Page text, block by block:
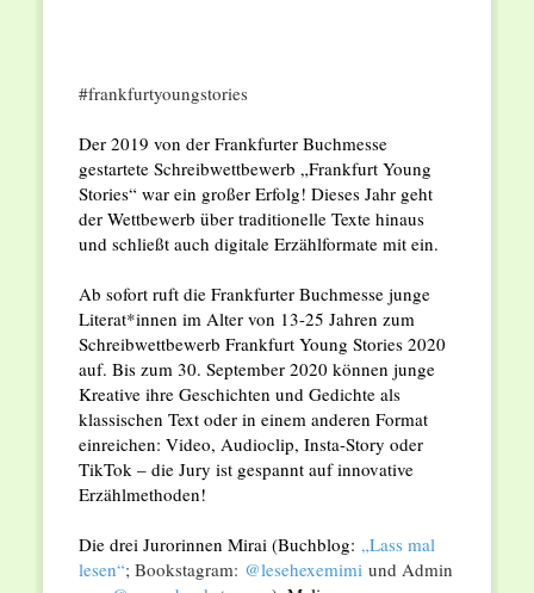
#frankfurtyoungstories
Der 2019 von der Frankfurter Buchmesse
gestartete Schreibwettbewerb „Frankfurt Young
Stories“ war ein großer Erfolg! Dieses Jahr geht
der Wettbewerb über traditionelle Texte hinaus
und schließt auch digitale Erzählformate mit ein.
Ab sofort ruft die Frankfurter Buchmesse junge
Literat*innen im Alter von 13-25 Jahren zum
Schreibwettbewerb Frankfurt Young Stories 2020
auf. Bis zum 30. September 2020 können junge
Kreative ihre Geschichten und Gedichte als
klassischen Text oder in einem anderen Format
einreichen: Video, Audioclip, Insta-Story oder
TikTok – die Jury ist gespannt auf innovative
Erzählmethoden!
Die drei Jurorinnen Mirai (Buchblog: „Lass mal
lesen“; Bookstagram: @lesehexemimiund Admin